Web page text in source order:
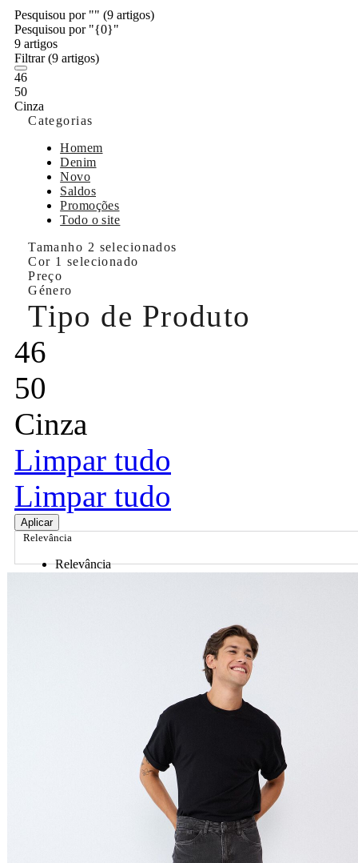
Pesquisou por "" (9 artigos)
Pesquisou por "{0}"
9 artigos
Filtrar(9 artigos)
46
50
Cinza
Categorias
Homem
Denim
Novo
Saldos
Promoções
Todo o site
Tamanho 2 selecionados
Cor 1 selecionado
Preço
Género
Tipo de Produto
46
50
Cinza
Limpar tudo
Limpar tudo
Aplicar
Relevância
Relevância
Nome do Produto A - Z
Nome do Produto Z - A